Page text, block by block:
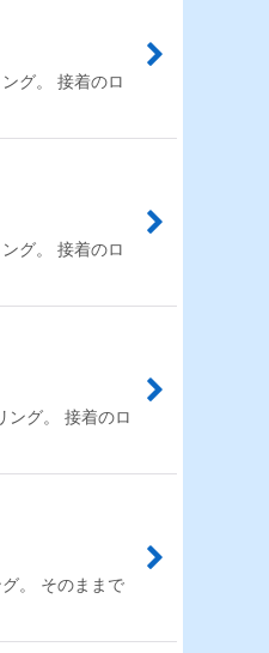
グ。 接着のロ
グ。 接着のロ
ング。 接着のロ
。 そのままで